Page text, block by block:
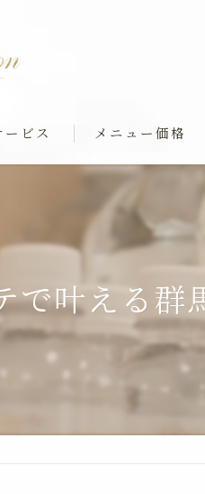
ービス
膜ストレッチ＆全身歪み調整
メニュー価格
で叶える群